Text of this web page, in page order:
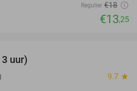
Regulier €18
€13,25
uur)
9.7 star